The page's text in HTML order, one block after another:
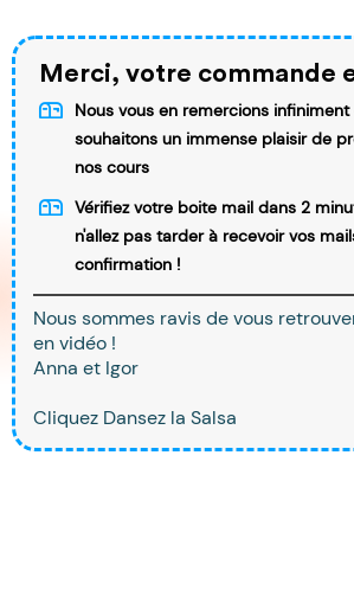
Merci, votre commande
Nous vous en remercions infiniment
souhaitons un immense plaisir de
nos cours
Vérifiez votre boite mail dans 2
n'allez pas tarder à recevoir vos
confirmation !
Nous sommes ravis de vous
en vidéo !
Anna et Igor
Cliquez Dansez la Salsa